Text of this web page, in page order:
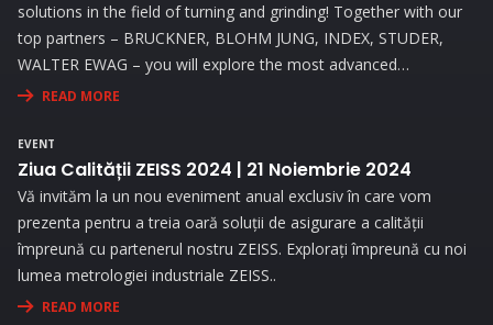
solutions in the field of turning and grinding! Together with our
top partners – BRUCKNER, BLOHM JUNG, INDEX, STUDER,
WALTER EWAG – you will explore the most advanced
technologies and attend live demonstrations that will address
READ MORE
EVENT
Ziua Calității ZEISS 2024 | 21 Noiembrie 2024
Vă invităm la un nou eveniment anual exclusiv în care vom
prezenta pentru a treia oară soluții de asigurare a calității
împreună cu partenerul nostru ZEISS. Explorați împreună cu noi
lumea metrologiei industriale ZEISS..
READ MORE